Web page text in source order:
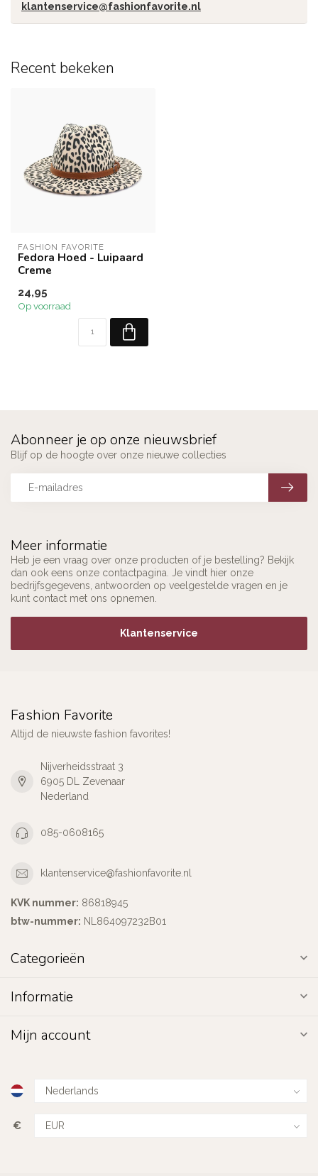
klantenservice@fashionfavorite.nl
Recent bekeken
FASHION FAVORITE
Fedora Hoed - Luipaard
Creme
24,95
Op voorraad
Meer informatie
Heb je een vraag over onze producten of je bestelling? Bekijk
dan ook eens onze contactpagina. Je vindt hier onze
bedrijfsgegevens, antwoorden op veelgestelde vragen en je
kunt contact met ons opnemen.
Klantenservice
Abonneer je op onze nieuwsbrief
Blijf op de hoogte over onze nieuwe collecties
Fashion Favorite
Altijd de nieuwste fashion favorites!
Nijverheidsstraat 3
6905 DL Zevenaar
Nederland
085-0608165
klantenservice@fashionfavorite.nl
KVK nummer: 86818945
btw-nummer: NL864097232B01
Categorieën
Informatie
Mijn account
€